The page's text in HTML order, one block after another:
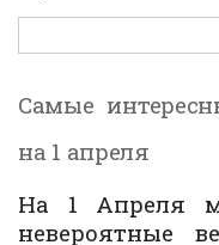
Самые
на 1 апреля
На 1 Апреля
невероятные